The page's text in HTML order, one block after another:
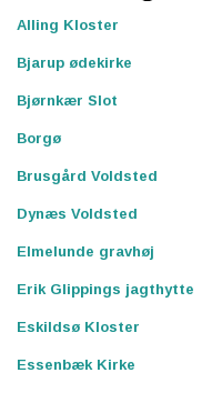
Alling Kloster
Bjarup ødekirke
Bjørnkær Slot
Borgø
Brusgård Voldsted
Dynæs Voldsted
Elmelunde gravhøj
Erik Glippings jagthytte
Eskildsø Kloster
Essenbæk Kirke